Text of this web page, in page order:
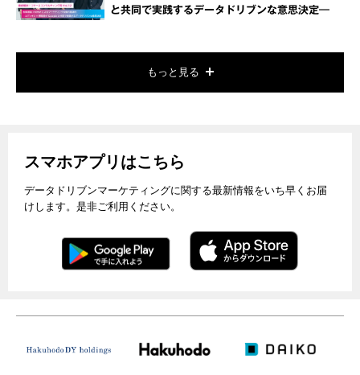
と共同で実践するデータドリブンな意思決定―
もっと見る
スマホアプリはこちら
データドリブンマーケティングに関する最新情報をいち早くお届
けします。是非ご利用ください。